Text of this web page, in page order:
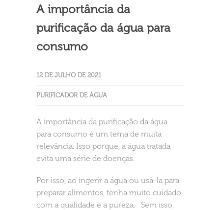
A importância da
purificação da água para
consumo
12 DE JULHO DE 2021
PURIFICADOR DE ÁGUA
A importância da purificação da água
para consumo é um tema de muita
relevância. Isso porque, a água tratada
evita uma série de doenças.
Por isso, ao ingerir a água ou usá-la para
preparar alimentos, tenha muito cuidado
com a qualidade e a pureza. Sem isso,